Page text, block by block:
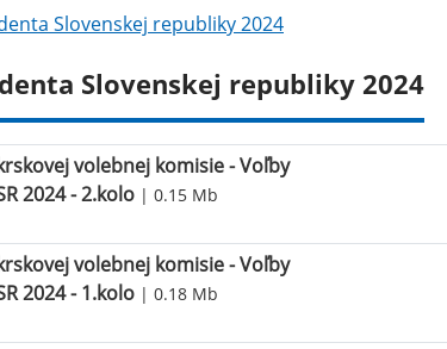
Slovenskej republiky 2024
Slovenskej republiky 2024
volebnej komisie - Voľby
2024 - 2.kolo | 0.15 Mb
volebnej komisie - Voľby
2024 - 1.kolo | 0.18 Mb